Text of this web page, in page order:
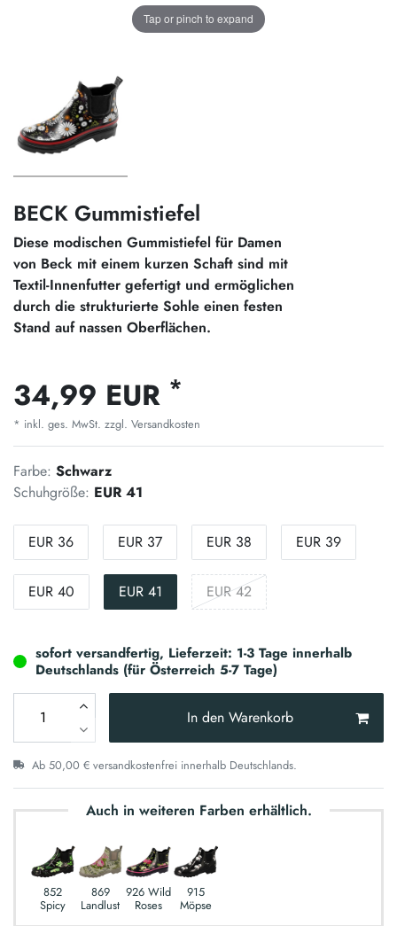
Tap or pinch to expand
BECK Gummistiefel
Diese modischen Gummistiefel für Damen
von Beck mit einem kurzen Schaft sind mit
Textil-Innenfutter gefertigt und ermöglichen
durch die strukturierte Sohle einen festen
Stand auf nassen Oberflächen.
34,99 EUR *
* inkl. ges. MwSt. zzgl. Versandkosten
Farbe: Schwarz
Schuhgröße: EUR 41
EUR 36 EUR 37 EUR 38 EUR 39
EUR 40 EUR 41 EUR 42
sofort versandfertig, Lieferzeit: 1-3 Tage innerhalb
Deutschlands (für Österreich 5-7 Tage)
In den Warenkorb
Ab 50,00 € versandkostenfrei innerhalb Deutschlands.
Auch in weiteren Farben erhältlich.
852
Spicy
869
Landlust
926 Wild
Roses
915
Möpse